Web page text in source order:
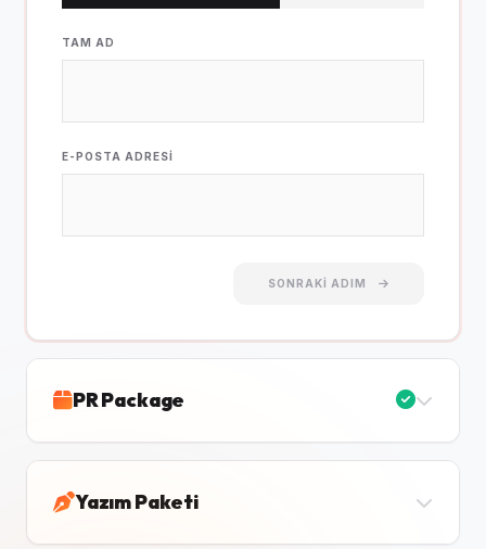
TAM AD
E-POSTA ADRESI
SONRAKI ADIM
PR Package
Yazım Paketi